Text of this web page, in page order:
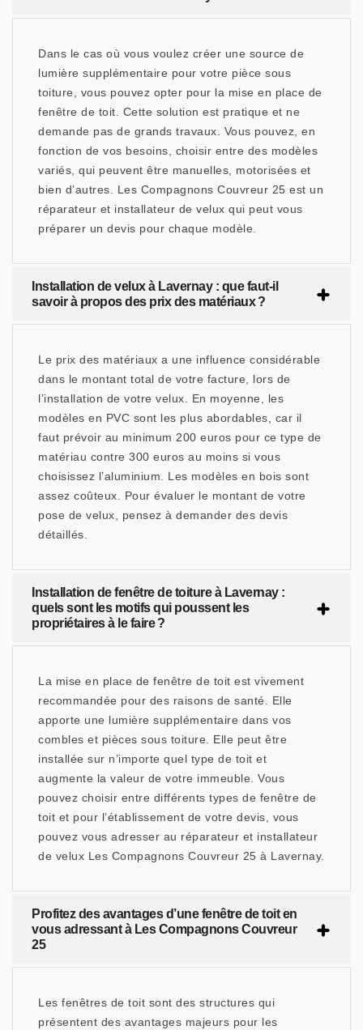
Dans le cas où vous voulez créer une source de
lumière supplémentaire pour votre pièce sous
toiture, vous pouvez opter pour la mise en place de
fenêtre de toit. Cette solution est pratique et ne
demande pas de grands travaux. Vous pouvez, en
fonction de vos besoins, choisir entre des modèles
variés, qui peuvent être manuelles, motorisées et
bien d’autres. Les Compagnons Couvreur 25 est un
réparateur et installateur de velux qui peut vous
préparer un devis pour chaque modèle.
Installation de velux à Lavernay : que faut-il
savoir à propos des prix des matériaux ?
Le prix des matériaux a une influence considérable
dans le montant total de votre facture, lors de
l’installation de votre velux. En moyenne, les
modèles en PVC sont les plus abordables, car il
faut prévoir au minimum 200 euros pour ce type de
matériau contre 300 euros au moins si vous
choisissez l’aluminium. Les modèles en bois sont
assez coûteux. Pour évaluer le montant de votre
pose de velux, pensez à demander des devis
détaillés.
Installation de fenêtre de toiture à Lavernay :
quels sont les motifs qui poussent les
propriétaires à le faire ?
La mise en place de fenêtre de toit est vivement
recommandée pour des raisons de santé. Elle
apporte une lumière supplémentaire dans vos
combles et pièces sous toiture. Elle peut être
installée sur n’importe quel type de toit et
augmente la valeur de votre immeuble. Vous
pouvez choisir entre différents types de fenêtre de
toit et pour l’établissement de votre devis, vous
pouvez vous adresser au réparateur et installateur
de velux Les Compagnons Couvreur 25 à Lavernay.
Profitez des avantages d’une fenêtre de toit en
vous adressant à Les Compagnons Couvreur
25
Les fenêtres de toit sont des structures qui
présentent des avantages majeurs pour les